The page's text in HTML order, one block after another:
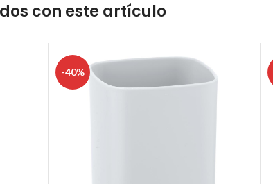
con este artículo
-40%